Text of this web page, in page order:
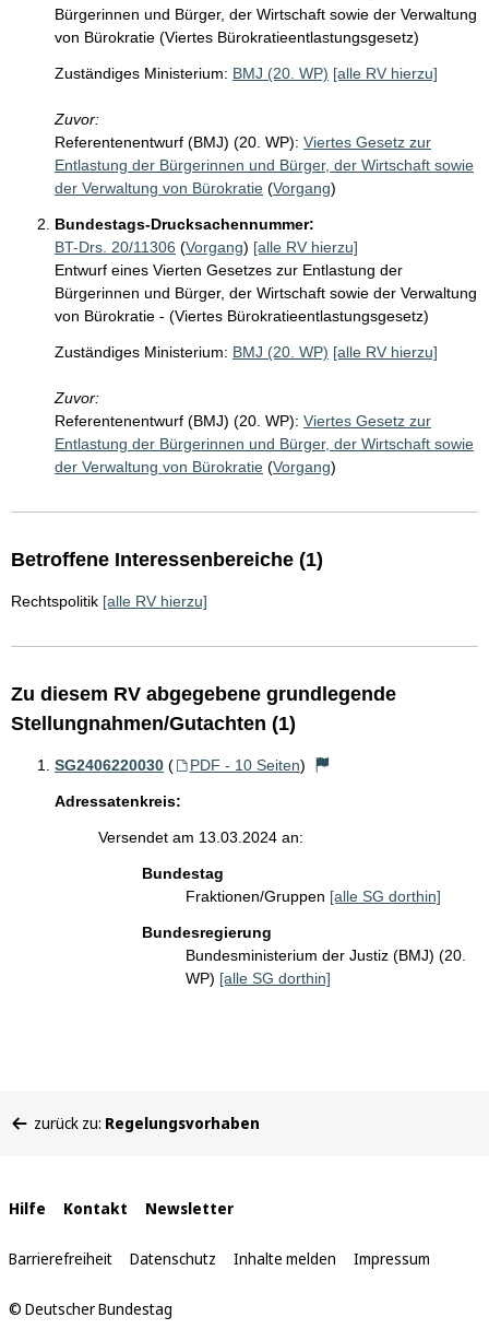
Bürgerinnen und Bürger, der Wirtschaft sowie der Verwaltung
von Bürokratie (Viertes Bürokratieentlastungsgesetz)
Zuständiges Ministerium: BMJ (20. WP) [alle RV hierzu]
Zuvor:
Referentenentwurf (BMJ) (20. WP): Viertes Gesetz zur
Entlastung der Bürgerinnen und Bürger, der Wirtschaft sowie
der Verwaltung von Bürokratie (Vorgang)
Bundestags-Drucksachennummer:
BT-Drs. 20/11306 (Vorgang) [alle RV hierzu]
Entwurf eines Vierten Gesetzes zur Entlastung der
Bürgerinnen und Bürger, der Wirtschaft sowie der Verwaltung
von Bürokratie - (Viertes Bürokratieentlastungsgesetz)
Zuständiges Ministerium: BMJ (20. WP) [alle RV hierzu]
Zuvor:
Referentenentwurf (BMJ) (20. WP): Viertes Gesetz zur
Entlastung der Bürgerinnen und Bürger, der Wirtschaft sowie
der Verwaltung von Bürokratie (Vorgang)
Betroffene Interessenbereiche (1)
Rechtspolitik [alle RV hierzu]
Zu diesem RV abgegebene grundlegende
Stellungnahmen/Gutachten (1)
SG2406220030 ( PDF - 10 Seiten)
Adressatenkreis:
Versendet am 13.03.2024 an:
Bundestag
Fraktionen/Gruppen [alle SG dorthin]
Bundesregierung
Bundesministerium der Justiz (BMJ) (20.
WP) [alle SG dorthin]
befinden
zurück zu: Regelungsvorhaben
Interne
Links
Hilfe Kontakt Newsletter
Barrierefreiheit Datenschutz Inhalte melden Impressum
© Deutscher Bundestag